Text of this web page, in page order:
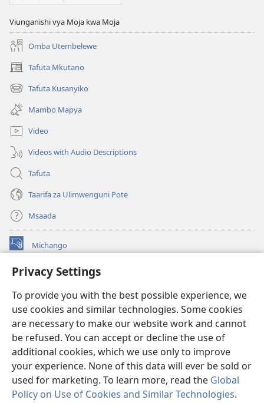
Privacy Settings
To provide you with the best possible experience, we
use cookies and similar technologies. Some cookies
are necessary to make our website work and cannot
be refused. You can accept or decline the use of
additional cookies, which we use only to improve
your experience. None of this data will ever be sold or
used for marketing. To learn more, read the Global
Policy on Use of Cookies and Similar Technologies.
Viunganishi vya Moja kwa Moja
Omba Utembelewe
Tafuta Mkutano
(opens
new
window)
Tafuta Kusanyiko
(opens
new
window)
Mambo Mapya
Video
Videos with Audio Descriptions
Tafuta
Taarifa za Ulimwenguni Pote
Msaada
Michango
(opens
window)Watchtower MAKTABA KWENYE MTANDAO™
new
window)JW Hub ®
(opens
new
window)
®
Watchtower Library